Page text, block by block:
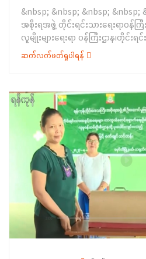
အခြေပြုအသက်မွေးဝမ်း ကျောင်းပ
စစ်တမ်းကောက်ယူခဲ့ရာ (၆၀) ဦးမှ ဖြ
&nbsp;ဆပ်ပြာရည်၊ ခေါင်းလျှော်ရ
ဆေးရည်လူသုံးကုန်ထုတ်လုပ်မှု နည်းပ
(၂၁-၈-၂၀၂၃) ရက်နေ့မှ (၂၅-၈-၂၀
ဖြစ်ကြောင်း သိရှိရပါသည်။&nbsp;
ဌာန၊ မွန်ပြည်နယ်၊ ညွှန်ကြားရေးမှူးရုံး
က&nbsp; အခြေခံပညာကျောင်း မျာ
သင်ကြားသည့် ဆရာ၊ ဆရာမ ခန့်ထားခြ
လည်းကောင်း၊ ချောင်းဆုံမြို့နယ် လူဝင်
ရှေ့ဆောင်စကားလုံးများ ပါဝင်ရေးသွင်
လည်းကောင်း၊ မွန်ပြည်နယ် လူမှုဝန်ထ
ညွှန်ကြားရေးမှူး ဒေါ်ဝင်းဝင်းမာ က
သန်စွမ်းအခွင့်အရေး ၊ ကလေးသူငယ်
ဝါဒ၊ လူမှုရေးပင်စင်ဆိုင်ရာ ကိစ္စရပ်မ
ပြောကြားခဲ့ကြပါသည်။&nbsp;ထို့န
များကာကွယ်စောင့်ရှောက်ရေးဦးစီးဌာ
မှူးရုံးမှ လက်ထောက်ညွှန်ကြားရေးမှူး
အခြေပြု အသက် မွေးဝမ်းကျောင်း
စီမံခြင်း စစ်တမ်းမေးခွန်းလွှာများတွင်
ရှင်းလင်းပြောကြားခဲ့ပြီးနောက် စ
ရောက်လာကြသော ဒေသခံတိုင်းရင်းသ
&nbsp; &nbsp; &nbsp;
အစိုးရအဖွဲ့ တိုင်းရင်းသားရေးရာဝန်ကြီ
လူမျိုးများရေးရာ ဝန်ကြီးဌာန၊တိုင်း
ဦးစီးဌာနနှင့်ရှမ်းမျိုးနွယ်စုများ (တိုင်
တိုင်းဆာနှင့် တိုင်းလုံ)၏ ပထမအကြိမ် စု
မန်ခိန်ရပ်ကွက်၊ တိုင်းရင်းသားလူမျိုးမျ
ကြားရေးမှူးရုံး၊ အစည်းအဝေးခန်းမ
&nbsp; &nbsp; &nbsp;
တာမဏိလိုရာပြည့်ကျောင်းတိုက် ပဓာန
စိန္တိတ အမှူးပြု‌သော ဆရာတော်၊ သံဃာတ
ကချင်ပြည်နယ်အစိုးရအဖွဲ့ဝင် တိုင်းရင်း
မင်းခိုင်နှင့် ဇနီး ၊ ဦးစီးဌာနမှ အရာထမ်
နွယ်စုများ (တိုင်းလိုင်၊ တိုင်းလေ၊ တိုင်
မှ တာဝန်ရှိသူများက နမောတဿ (၃
လှစ်ခဲ့ကြပြီး ဆရာတော်ထံမှ ငါးပါ
ပရိတ် တရားတော်များကို နာယူခဲ့ကြပ
&nbsp; &nbsp; &nbsp;ယင်းနော
များမှ ဆရာတော်၊ သံဃာတော်များထံ ဝ
ဆက်လက်ဖတ်ရှုပါရန်